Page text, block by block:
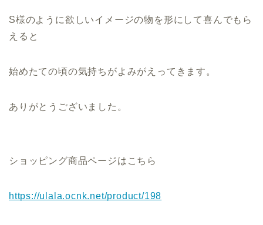
S様のように欲しいイメージの物を形にして喜んでもら
えると
始めたての頃の気持ちがよみがえってきます。
ありがとうございました。
ショッピング商品ページはこちら
https://ulala.ocnk.net/product/198